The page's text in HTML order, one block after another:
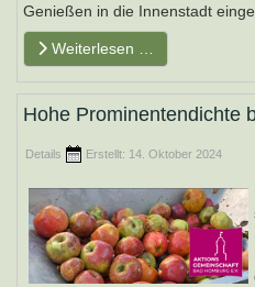
Genießen in die Innenstadt
Weiterlesen …
Hohe Prominentendichte
Details Erstellt: 14. Oktober 2024